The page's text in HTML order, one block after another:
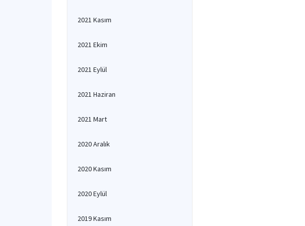
2021 Kasım
2021 Ekim
2021 Eylül
2021 Haziran
2021 Mart
2020 Aralık
2020 Kasım
2020 Eylül
2019 Kasım